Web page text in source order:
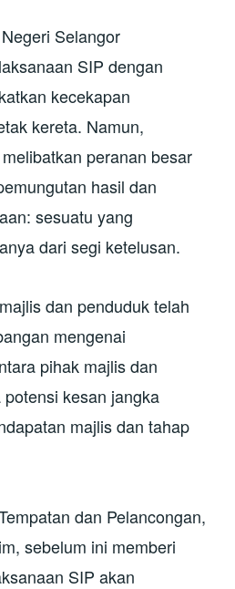
Selangor
SIP dengan
kecekapan
kereta. Namun,
peranan besar
hasil dan
sesuatu yang
dari segi ketelusan.
dan penduduk telah
mengenai
pihak majlis dan
kesan jangka
majlis dan tahap
dan Pelancongan,
sebelum ini memberi
SIP akan